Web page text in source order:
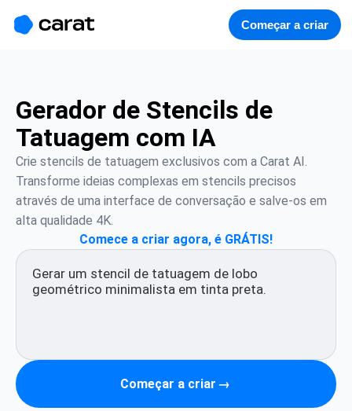
Começar a criar
Gerador de Stencils de
Tatuagem com IA
Crie stencils de tatuagem exclusivos com a Carat AI.
Transforme ideias complexas em stencils precisos
através de uma interface de conversação e salve-os em
alta qualidade 4K.
Comece a criar agora, é GRÁTIS!
Começar a criar →